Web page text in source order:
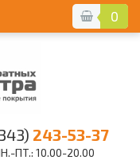
0
243-53-37
ПТ.: 10.00-20.00